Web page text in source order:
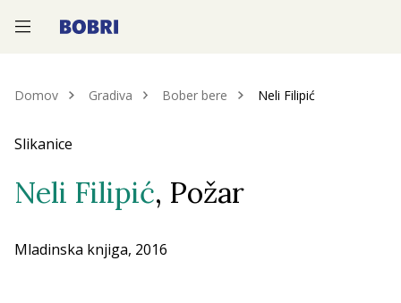
—
—
—
Domov Gradiva Bober bere Neli Filipić
Slikanice
Neli Filipić, Požar
Mladinska knjiga, 2016